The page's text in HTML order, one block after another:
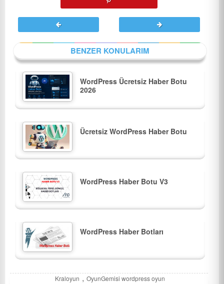
BENZER KONULARIM
WordPress Ücretsiz Haber Botu
2026
Ücretsiz WordPress Haber Botu
WordPress Haber Botu V3
WordPress Haber Botları
Kraloyun , OyunGemisi wordpress oyun